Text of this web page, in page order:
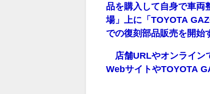
品を購入して自身で車両
場」上に「TOYOTA
での復刻部品販売を開始
店舗URLやオンライン
WebサイトやTOYOTA